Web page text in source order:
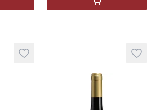
3 Puits Beaujolais Chiroubles 2022
,SAINT-
Add to wishlist Add